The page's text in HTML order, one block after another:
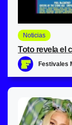
Noticias
Toto revela el
Festivales